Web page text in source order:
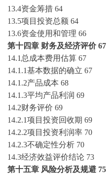
13.4资金筹措 64
13.5项目投资总额 64
13.6资金使用和管理 66
第十四章 财务及经济评价 67
14.1总成本费用估算 67
14.1.1基本数据的确立 67
14.1.2产品成本 68
14.1.3平均产品利润 69
14.2财务评价 69
14.2.1项目投资回收期 69
14.2.2项目投资利润率 70
14.2.3不确定性分析 70
14.3经济效益评价结论 73
第十五章 风险分析及规避 75